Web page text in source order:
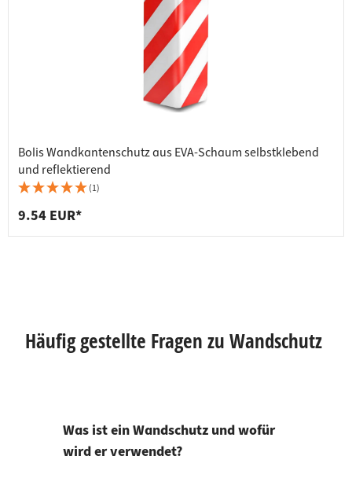
Bolis Wandkantenschutz aus EVA-Schaum selbstklebend
und reflektierend
(1)
9.54 EUR*
Häufig gestellte Fragen zu Wandschutz
Was ist ein Wandschutz und wofür
wird er verwendet?